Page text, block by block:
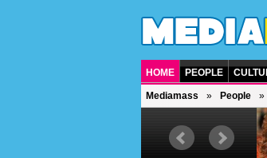
HOME PEOPLE
Mediamass People
attore americano